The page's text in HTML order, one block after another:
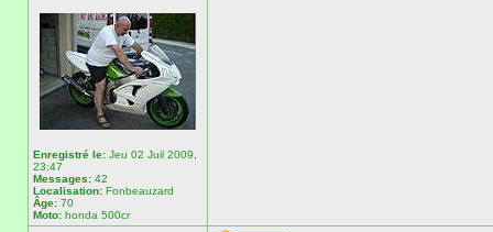
Enregistré le: Jeu 02 Juil 2009,
23:47
Messages: 42
Localisation: Fonbeauzard
Âge: 70
Moto: honda 500cr